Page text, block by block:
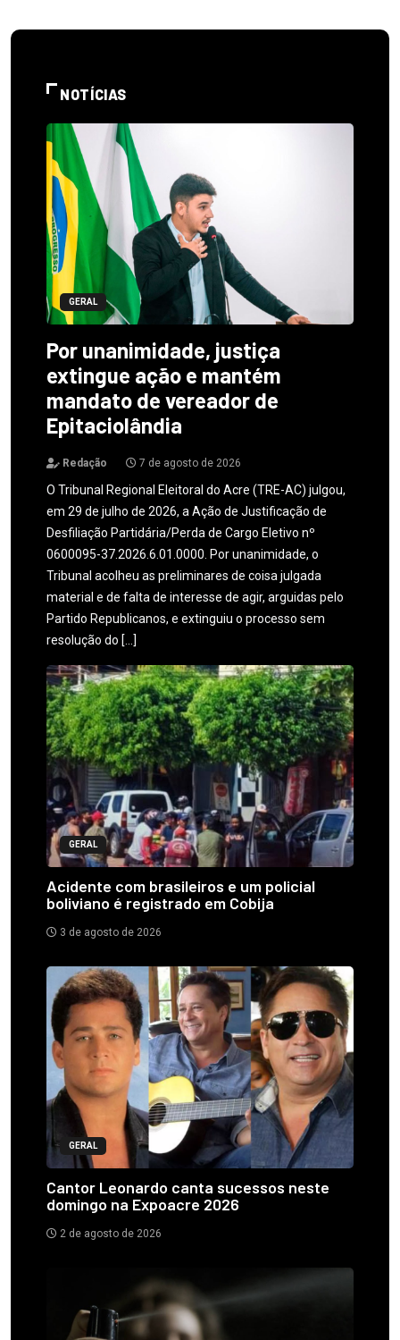
NOTÍCIAS
GERAL
Por unanimidade, justiça
extingue ação e mantém
mandato de vereador de
Epitaciolândia
Redação 7 de agosto de 2026
O Tribunal Regional Eleitoral do Acre (TRE-AC) julgou,
em 29 de julho de 2026, a Ação de Justificação de
Desfiliação Partidária/Perda de Cargo Eletivo nº
0600095-37.2026.6.01.0000. Por unanimidade, o
Tribunal acolheu as preliminares de coisa julgada
material e de falta de interesse de agir, arguidas pelo
Partido Republicanos, e extinguiu o processo sem
resolução do […]
GERAL
Acidente com brasileiros e um policial
boliviano é registrado em Cobija
3 de agosto de 2026
GERAL
Cantor Leonardo canta sucessos neste
domingo na Expoacre 2026
2 de agosto de 2026